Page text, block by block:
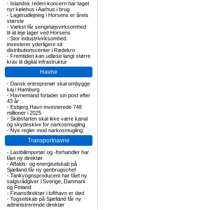
- Islandsk rederi-koncern har taget
nyt kølehus i Aarhus i brug
- Lagerudlejning i Horsens er årets
største
- Vækst får sengetøjsvirksomhed
til at leje lager ved Horsens
- Stor industrivirksomhed
investerer yderligere sit
distributionscenter i Rødekro
- Fremtiden kan udløse langt større
krav til digital infrastruktur
Havne
- Dansk entreprenør skal ombygge
kaj i Hamburg
- Havnemand forlader sin post efter
43 år
- Esbjerg Havn investerede 748
millioner i 2025
- Skibsfarten skal ikke være kanal
og skydeskive for narkosmugling
- Nye regler mod narkosmugling:
Transportnavne
- Lastbilimportør og -forhandler har
fået ny direktør
-Affalds- og energiselskab på
Sjælland får ny genbrugschef
- Tankvognsproducent har fået ny
salgsrådgiver i Sverige, Danmark
og Finland
- Finansdirektør i lufthavn er død
- Togselskab på Sjælland får ny
administrerende direktør